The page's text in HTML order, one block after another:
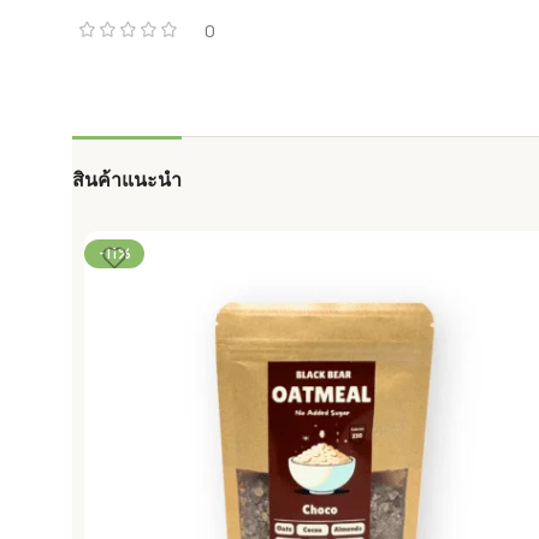
0
สินค้าแนะนำ
-11%